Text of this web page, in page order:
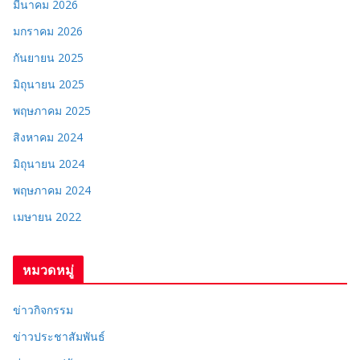
มีนาคม 2026
มกราคม 2026
กันยายน 2025
มิถุนายน 2025
พฤษภาคม 2025
สิงหาคม 2024
มิถุนายน 2024
พฤษภาคม 2024
เมษายน 2022
หมวดหมู่
ข่าวกิจกรรม
ข่าวประชาสัมพันธ์